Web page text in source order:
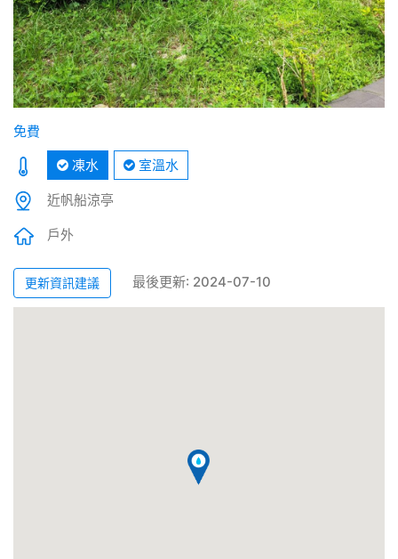
免費
凍水
室溫水
近帆船涼亭
戶外
更新資訊建議 最後更新: 2024-07-10